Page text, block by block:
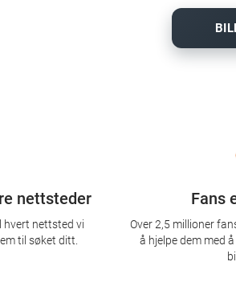
nettsteder
hvert nettsted vi
til søket ditt.
Fans
Over 2,5 millioner
å hjelpe dem med